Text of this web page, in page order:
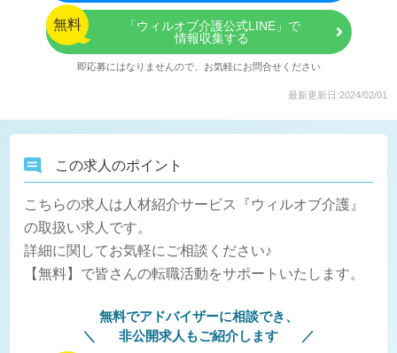
無料
「ウィルオブ介護公式LINE」で
情報収集する
即応募にはなりませんので、お気軽にお問合せください
最新更新日:2024/02/01
この求人のポイント
こちらの求人は人材紹介サービス『ウィルオブ介護』
の取扱い求人です。
詳細に関してお気軽にご相談ください♪
【無料】で皆さんの転職活動をサポートいたします。
無料でアドバイザーに相談でき、
非公開求人もご紹介します